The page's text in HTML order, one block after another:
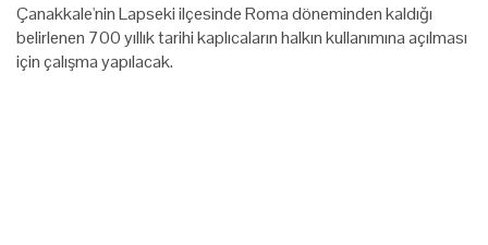
Çanakkale'nin Lapseki ilçesinde Roma döneminden kaldığı
belirlenen 700 yıllık tarihi kaplıcaların halkın kullanımına açılması
için çalışma yapılacak.